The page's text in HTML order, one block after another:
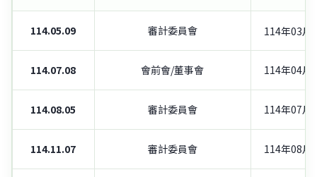
114.05.09 審計委員會 114年03月
114.07.08 會前會/董事會 114年04月
114.08.05 審計委員會 114年07月
114.11.07 審計委員會 114年08月